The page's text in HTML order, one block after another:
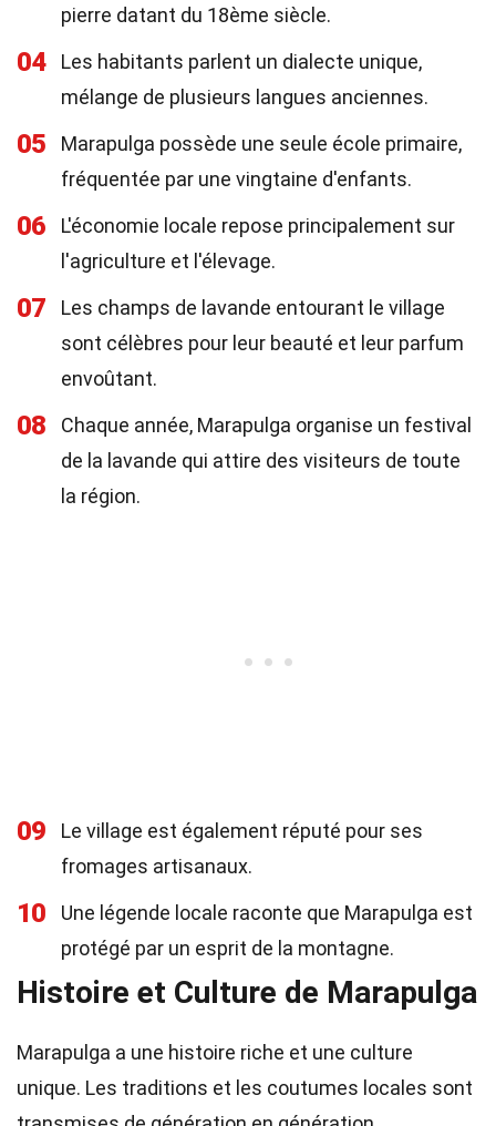
pierre datant du 18ème siècle.
04
Les habitants parlent un dialecte unique,
mélange de plusieurs langues anciennes.
05
Marapulga possède une seule école primaire,
fréquentée par une vingtaine d'enfants.
06
L'économie locale repose principalement sur
l'agriculture et l'élevage.
07
Les champs de lavande entourant le village
sont célèbres pour leur beauté et leur parfum
envoûtant.
08
Chaque année, Marapulga organise un festival
de la lavande qui attire des visiteurs de toute
la région.
09
Le village est également réputé pour ses
fromages artisanaux.
10
Une légende locale raconte que Marapulga est
protégé par un esprit de la montagne.
Histoire et Culture de Marapulga
Marapulga a une histoire riche et une culture
unique. Les traditions et les coutumes locales sont